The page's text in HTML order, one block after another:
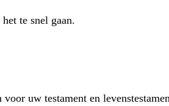
te snel gaan.
uw testament en